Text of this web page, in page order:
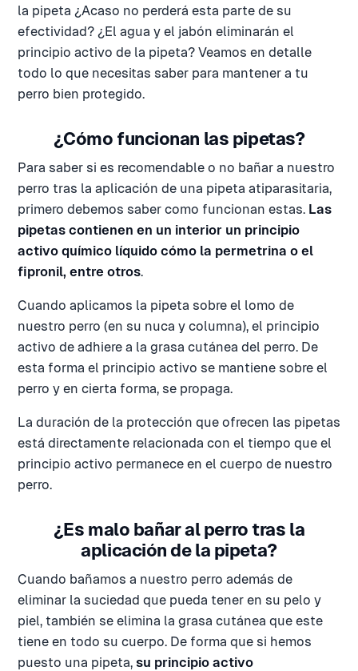
la pipeta ¿Acaso no perderá esta parte de su
efectividad? ¿El agua y el jabón eliminarán el
principio activo de la pipeta? Veamos en detalle
todo lo que necesitas saber para mantener a tu
perro bien protegido.
¿Cómo funcionan las pipetas?
Para saber si es recomendable o no bañar a nuestro
perro tras la aplicación de una pipeta atiparasitaria,
primero debemos saber como funcionan estas. Las
pipetas contienen en un interior un principio
activo químico líquido cómo la permetrina o el
fipronil, entre otros.
Cuando aplicamos la pipeta sobre el lomo de
nuestro perro (en su nuca y columna), el principio
activo de adhiere a la grasa cutánea del perro. De
esta forma el principio activo se mantiene sobre el
perro y en cierta forma, se propaga.
La duración de la protección que ofrecen las pipetas
está directamente relacionada con el tiempo que el
principio activo permanece en el cuerpo de nuestro
perro.
¿Es malo bañar al perro tras la
aplicación de la pipeta?
Cuando bañamos a nuestro perro además de
eliminar la suciedad que pueda tener en su pelo y
piel, también se elimina la grasa cutánea que este
tiene en todo su cuerpo. De forma que si hemos
puesto una pipeta, su principio activo